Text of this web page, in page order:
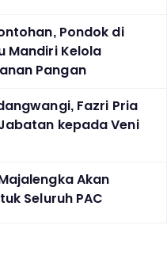
Pondok di
Mandiri Kelola
Pangan
Fazri Pria
kepada Veni
Akan
Seluruh PAC